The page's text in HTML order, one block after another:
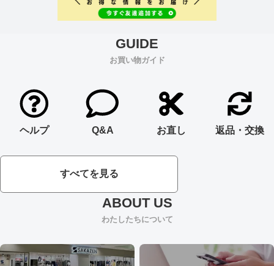
お買い物ガイド
ヘルプ Q&A お直し 返品・交換
すべてを見る
わたしたちについて